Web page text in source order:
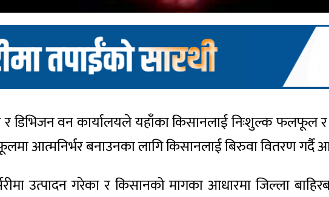
र डिभिजन वन कार्यालयले यहाँका किसानलाई निःशुल्क फलफूल र
आत्मनिर्भर बनाउनका लागि किसानलाई बिरुवा वितरण गर्दै
उत्पादन गरेका र किसानको मागका आधारमा जिल्ला